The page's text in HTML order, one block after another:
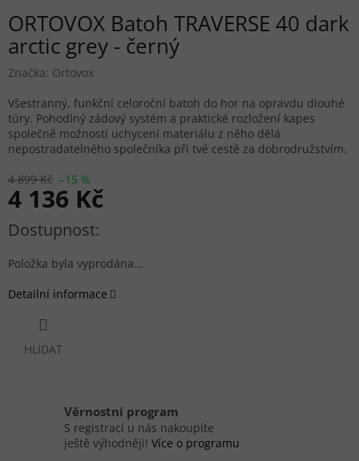
ORTOVOX Batoh TRAVERSE 40 dark
arctic grey - černý
Značka: Ortovox
4 899 Kč –15 %
4 136 Kč
Měrná cena:
Položka byla vyprodána…
Všestranný, funkční celoroční batoh do hor na opravdu dlouhé
túry. Pohodlný zádový systém a praktické rozložení kapes
společně možností uchycení materiálu z něho dělá
nepostradatelného společníka při tvé cestě za dobrodružstvím.
Detailní informace
HLÍDAT
Věrnostní program
S registrací u nás nakoupíte
ještě výhodněji! Více o programu